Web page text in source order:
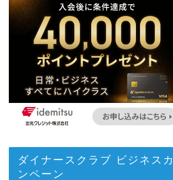
ダイナースクラブ ビジネス
ンペーン